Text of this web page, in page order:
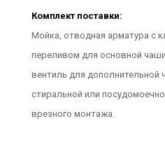
Комплект поставки:
Мойка, отводная арматура с
переливом для основной
вентиль для
стиральной или
врезного монтажа.